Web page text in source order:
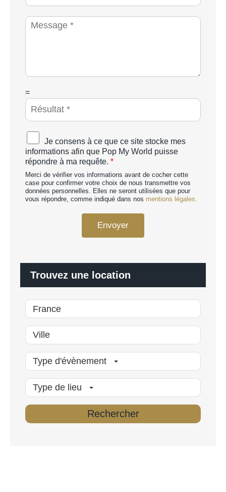
h
o
c
iM
g
*
C
A
T
C
H
A
p
e
r
s
o
s
=
A
c
c
o
r
d
R
Je consens à ce que ce site stocke mes
informations afin que Pop My World puisse
répondre à ma requête. *
Merci de vérifier vos informations avant de cocher cette
case pour confirmer votre choix de nous transmettre vos
données personnelles. Elles ne seront utilisées que pour
vous répondre, comme indiqué dans nos mentions légales.
Envoyer
Trouvez une location
Type d'évènement
Type de lieu